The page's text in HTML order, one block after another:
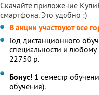
Скачайте приложение
смартфона. Это удобно :)
В акции участвуют все
Год дистанционного
специальности и
22750 р.
Бонус! 1 семестр
обучения).